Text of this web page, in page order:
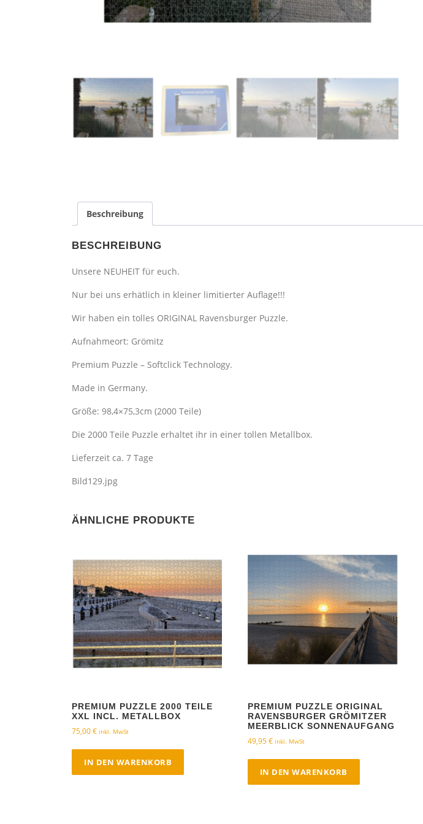
Beschreibung
BESCHREIBUNG
Unsere NEUHEIT für euch.
Nur bei uns erhätlich in kleiner limitierter Auflage!!!
Wir haben ein tolles ORIGINAL Ravensburger Puzzle.
Aufnahmeort: Grömitz
Premium Puzzle – Softclick Technology.
Made in Germany.
Größe: 98,4×75,3cm (2000 Teile)
Die 2000 Teile Puzzle erhaltet ihr in einer tollen Metallbox.
Lieferzeit ca. 7 Tage
Bild129.jpg
ÄHNLICHE PRODUKTE
PREMIUM PUZZLE 2000 TEILE
XXL INCL. METALLBOX
75,00€ inkl. MwSt
IN DEN WARENKORB
PREMIUM PUZZLE ORIGINAL
RAVENSBURGER GRÖMITZER
MEERBLICK SONNENAUFGANG
49,95€ inkl. MwSt
IN DEN WARENKORB